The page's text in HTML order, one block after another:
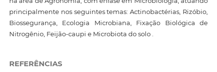
principalmente nos seguintes temas: Actinobactérias, Rizóbio,
Biossegurança, Ecologia Microbiana, Fixação Biológica de
Nitrogênio, Feijão-caupi e Microbiota do solo .
REFERÊNCIAS